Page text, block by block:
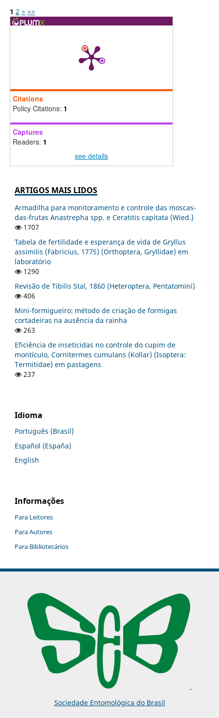
1 2 > >>
Citations
Policy Citations: 1
Captures
Readers: 1
see details
ARTIGOS MAIS LIDOS
Armadilha para monitoramento e controle das moscas-
das-frutas Anastrepha spp. e Ceratitis capitata (Wied.)
1707
Tabela de fertilidade e esperança de vida de Gryllus
assimilis (Fabricius, 1775) (Orthoptera, Gryllidae) em
laboratório
1290
Revisão de Tibilis Stal, 1860 (Heteroptera, Pentatomini)
406
Mini-formigueiro: método de criação de formigas
cortadeiras na ausência da rainha
263
Eficiência de inseticidas no controle do cupim de
montículo, Cornitermes cumulans (Kollar) (Isoptera:
Termitidae) em pastagens
237
Idioma
Português (Brasil)
Español (España)
English
Informações
Para Leitores
Para Autores
Para Bibliotecários
Sociedade Entomológica do Brasil